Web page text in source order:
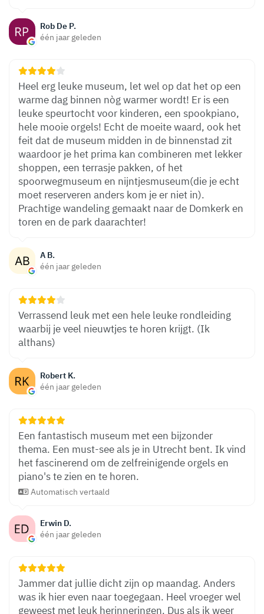
Rob De P.
één jaar geleden
A B.
één jaar geleden
Heel erg leuke museum, let wel op dat het op een
warme dag binnen nòg warmer wordt! Er is een
leuke speurtocht voor kinderen, een spookpiano,
hele mooie orgels! Echt de moeite waard, ook het
feit dat de museum midden in de binnenstad zit
waardoor je het prima kan combineren met lekker
shoppen, een terrasje pakken, of het
spoorwegmuseum en nijntjesmuseum(die je echt
moet reserveren anders kom je er niet in).
Prachtige wandeling gemaakt naar de Domkerk en
toren en de park daarachter!
Robert K.
één jaar geleden
Verrassend leuk met een hele leuke rondleiding
waarbij je veel nieuwtjes te horen krijgt. (Ik
althans)
Erwin D.
één jaar geleden
Een fantastisch museum met een bijzonder
thema. Een must-see als je in Utrecht bent. Ik vind
het fascinerend om de zelfreinigende orgels en
piano's te zien en te horen.
Automatisch vertaald
Jammer dat jullie dicht zijn op maandag. Anders
was ik hier even naar toegegaan. Heel vroeger wel
geweest met leuk herinneringen. Dus als ik weer